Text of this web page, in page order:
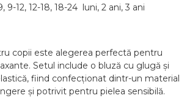
9-12, 12-18, 18-24 luni, 2 ani, 3 ani
copii este alegerea perfectă pentru
Setul include o bluză cu glugă și
fiind confecționat dintr-un material
și potrivit pentru pielea sensibilă.